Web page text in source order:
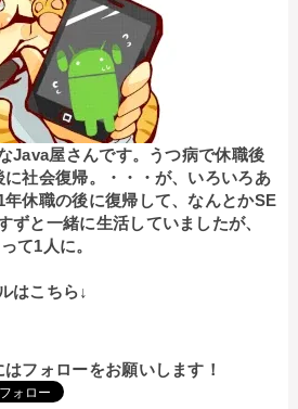
Java屋さんです。うつ病で休職後
社会復帰。・・・が、いろいろあ
休職の後に復帰して、なんとかSE
ずと一緒に生活していましたが、
て1人に。
はこちら↓
フォローをお願いします！